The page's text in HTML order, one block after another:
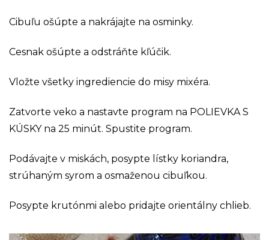
Cibuľu ošúpte a nakrájajte na osminky.
Cesnak ošúpte a odstráňte kľúčik.
Vložte všetky ingrediencie do misy mixéra.
Zatvorte veko a nastavte program na POLIEVKA S
KÚSKY na 25 minút. Spustite program.
Podávajte v miskách, posypte lístky koriandra,
strúhaným syrom a osmaženou cibuľkou.
Posypte krutónmi alebo pridajte orientálny chlieb.